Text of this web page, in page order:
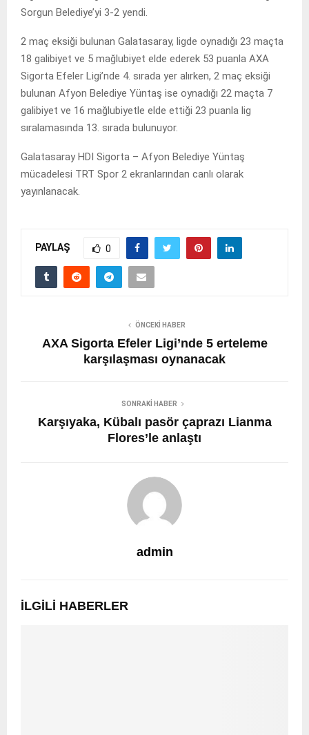
Sorgun Belediye’yi 3-2 yendi.
2 maç eksiği bulunan Galatasaray, ligde oynadığı 23 maçta
18 galibiyet ve 5 mağlubiyet elde ederek 53 puanla AXA
Sigorta Efeler Ligi’nde 4. sırada yer alırken, 2 maç eksiği
bulunan Afyon Belediye Yüntaş ise oynadığı 22 maçta 7
galibiyet ve 16 mağlubiyetle elde ettiği 23 puanla lig
sıralamasında 13. sırada bulunuyor.
Galatasaray HDI Sigorta – Afyon Belediye Yüntaş
mücadelesi TRT Spor 2 ekranlarından canlı olarak
yayınlanacak.
PAYLAŞ 0
ÖNCEKI HABER
AXA Sigorta Efeler Ligi’nde 5 erteleme
karşılaşması oynanacak
SONRAKI HABER
Karşıyaka, Kübalı pasör çaprazı Lianma
Flores’le anlaştı
admin
İLGILI HABERLER